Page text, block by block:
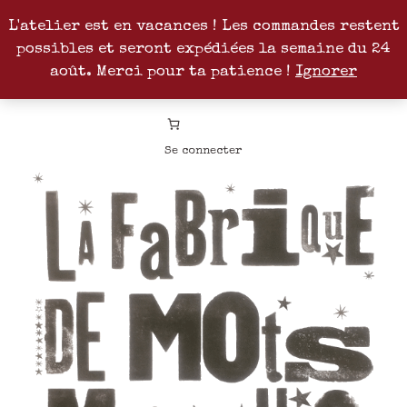
L'atelier est en vacances ! Les commandes restent
possibles et seront expédiées la semaine du 24
août. Merci pour ta patience ! Ignorer
InstagramPinterest Patreon
Se connecter